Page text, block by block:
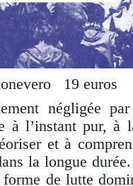
19 euros
négli­gée
à l’ins­tant pur, à
et à
la longue
de lutte